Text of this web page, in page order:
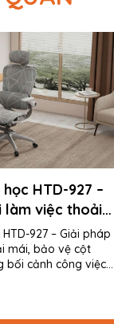
HTD-927 –
làm việc thoải
sống lâu dài
927 – Giải pháp
mái, bảo vệ cột
bối cảnh công việc